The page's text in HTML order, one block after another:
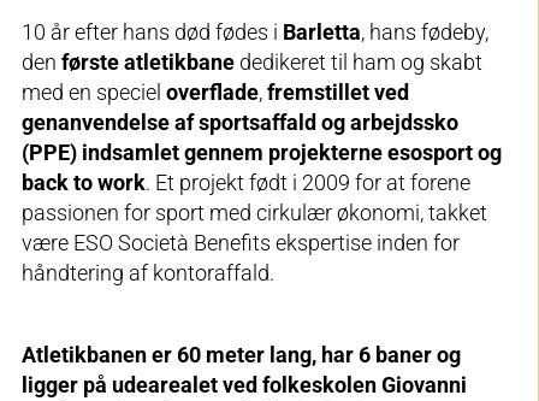
10 år efter hans død fødes i Barletta, hans fødeby,
den første atletikbane dedikeret til ham og skabt
med en speciel overflade,fremstillet ved
genanvendelse af sportsaffald og arbejdssko
(PPE) indsamlet gennem projekterne esosport og
back to work. Et projekt født i 2009 for at forene
passionen for sport med cirkulær økonomi, takket
være ESO Società Benefits ekspertise inden for
håndtering af kontoraffald.
Atletikbanen er 60 meter lang, har 6 baner og
ligger på udearealet ved folkeskolen Giovanni